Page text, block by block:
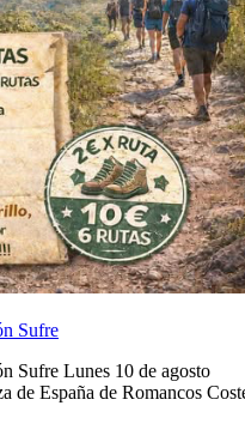
Sufre
Sufre Lunes 10 de agosto
de España de Romancos